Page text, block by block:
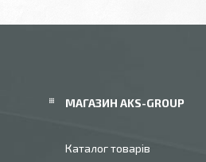
МАГАЗИН AKS-GROUP
Каталог товарів